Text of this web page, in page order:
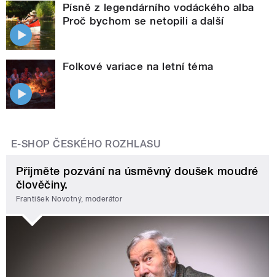
Písně z legendárního vodáckého alba
Proč bychom se netopili a další
Folkové variace na letní téma
E-SHOP ČESKÉHO ROZHLASU
Přijměte pozvání na úsměvný doušek moudré
člověčiny.
František Novotný, moderátor